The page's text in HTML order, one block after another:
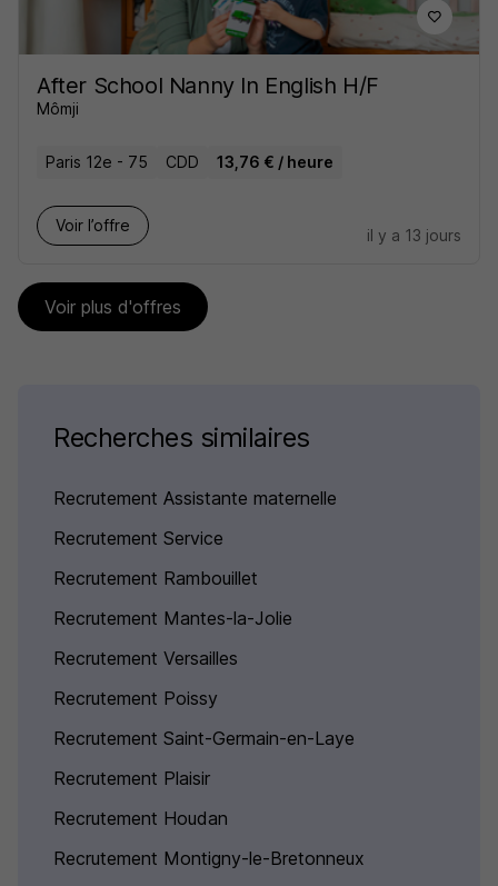
After School Nanny In English H/F
Mômji
Paris 12e - 75 CDD 13,76 € / heure
Voir l’offre
il y a 13 jours
Voir plus d'offres
Recherches similaires
Recrutement Assistante maternelle
Recrutement Service
Recrutement Rambouillet
Recrutement Mantes-la-Jolie
Recrutement Versailles
Recrutement Poissy
Recrutement Saint-Germain-en-Laye
Recrutement Plaisir
Recrutement Houdan
Recrutement Montigny-le-Bretonneux